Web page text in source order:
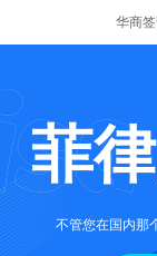
华商
菲
不管您在国内那